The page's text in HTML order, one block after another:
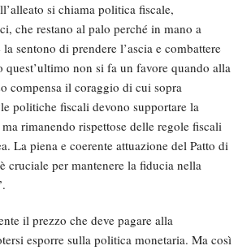
si chiama politica fiscale,
che restano al palo perché in mano a
sentono di prendere l’ascia e combattere
quest’ultimo non si fa un favore quando alla
compensa il coraggio di cui sopra
politiche fiscali devono supportare la
rimanendo rispettose delle regole fiscali
La piena e coerente attuazione del Patto di
cruciale per mantenere la fiducia nella
il prezzo che deve pagare alla
esporre sulla politica monetaria. Ma così